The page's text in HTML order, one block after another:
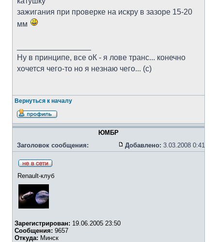
зажигания при проверке на искру в зазоре 15-20
мм
Ну в принципе, все оК - я лове транс... конечно
хочется чего-то но я незнаю чего... (с)
Вернуться к началу
ЮМБР
Заголовок сообщения:
Добавлено: 3.03.2008 0:41
Renault-клуб
Зарегистрирован: 19.06.2005 23:50
Сообщения: 9657
Откуда: Минск